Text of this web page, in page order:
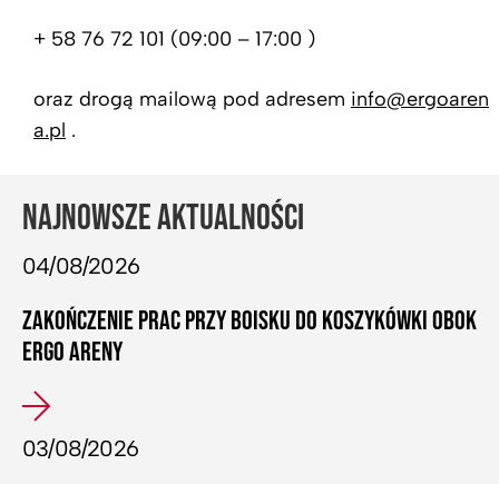
+ 58 76 72 101 (09:00 – 17:00 )
oraz drogą mailową pod adresem info@ergoaren
a.pl .
NAJNOWSZE AKTUALNOŚCI
04/08/2026
ZAKOŃCZENIE PRAC PRZY BOISKU DO KOSZYKÓWKI OBOK
ERGO ARENY
03/08/2026